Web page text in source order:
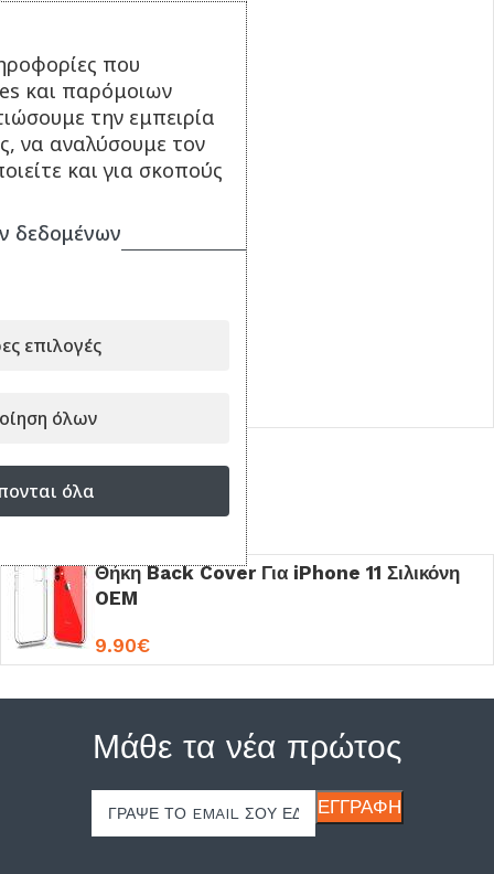
Γυαλί Προστασίας για
Είδατε πρόσφατα
Θήκη Back Cover Για iPhone 11 Σιλικόνη
OEM
9.90€
Μάθε τα νέα πρώτος
που
και παρόμοιων
την εμπειρία
να αναλύσουμε τον
και για σκοπούς
δεδομένων
επιλογές
όλων
όλα